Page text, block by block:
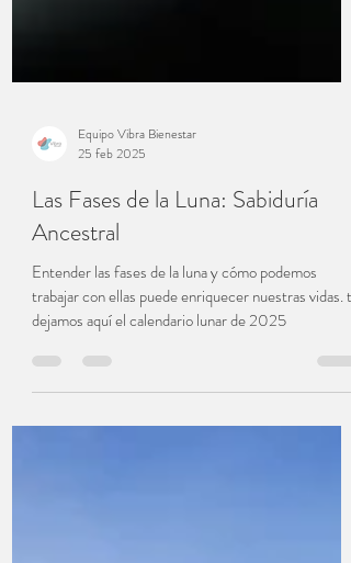
Equipo Vibra Bienestar
25 feb 2025
Las Fases de la Luna: Sabiduría
Ancestral
Entender las fases de la luna y cómo podemos
trabajar con ellas puede enriquecer nuestras vidas. te
dejamos aquí el calendario lunar de 2025